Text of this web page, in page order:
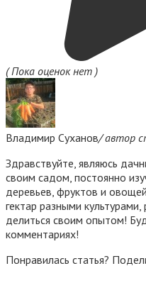
( Пока оценок нет )
Владимир Суханов/ автор
Здравствуйте, являюсь
своим садом, постоянно
деревьев, фруктов и
гектар разными
делиться своим опытом!
комментариях!
Понравилась статья?